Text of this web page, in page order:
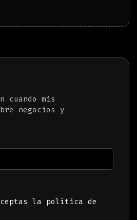
cuando mis
negocios y
la política de